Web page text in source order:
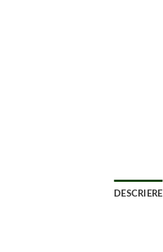
DESCRIERE